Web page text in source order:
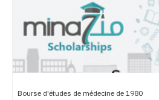
Bourse d'études de médecine de 1980